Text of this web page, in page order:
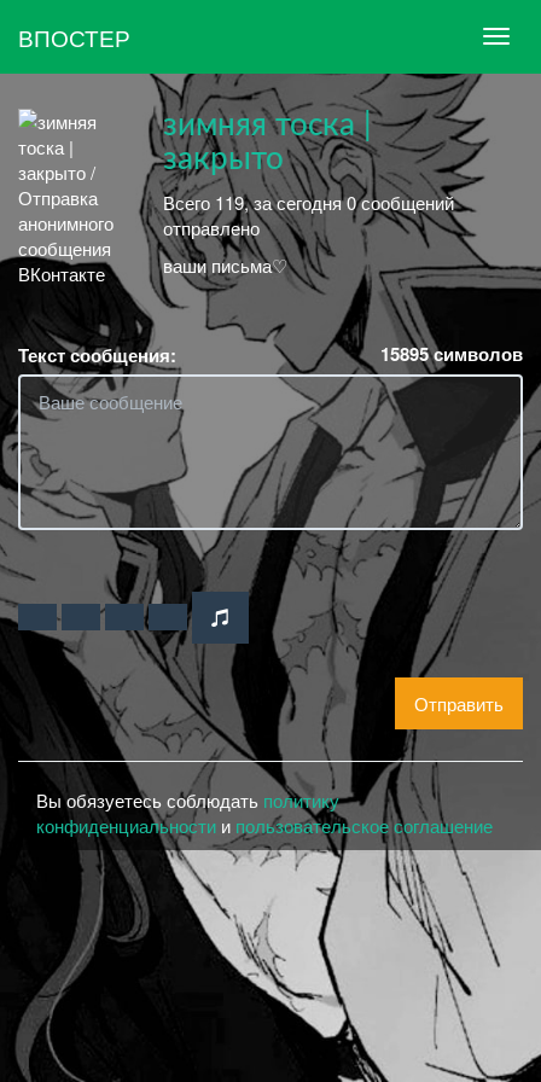
ВПОСТЕР
зимняя тоска |
закрыто
Всего 119, за сегодня 0 сообщений
отправлено
ваши письма♡
Текст сообщения: 15895символов
Отправить
Вы обязуетесь соблюдать политику
конфиденциальности и пользовательское соглашение